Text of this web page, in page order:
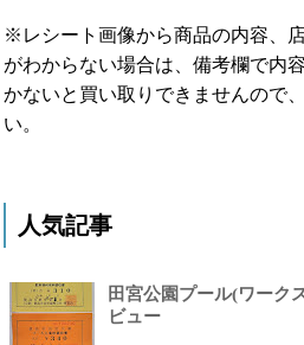
※レシート画像から商品の内容、
がわからない場合は、備考欄で内
かないと買い取りできませんので
い。
人気記事
田宮公園プール(ワーク
ビュー